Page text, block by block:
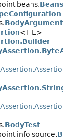
<T,E>
BodyTest